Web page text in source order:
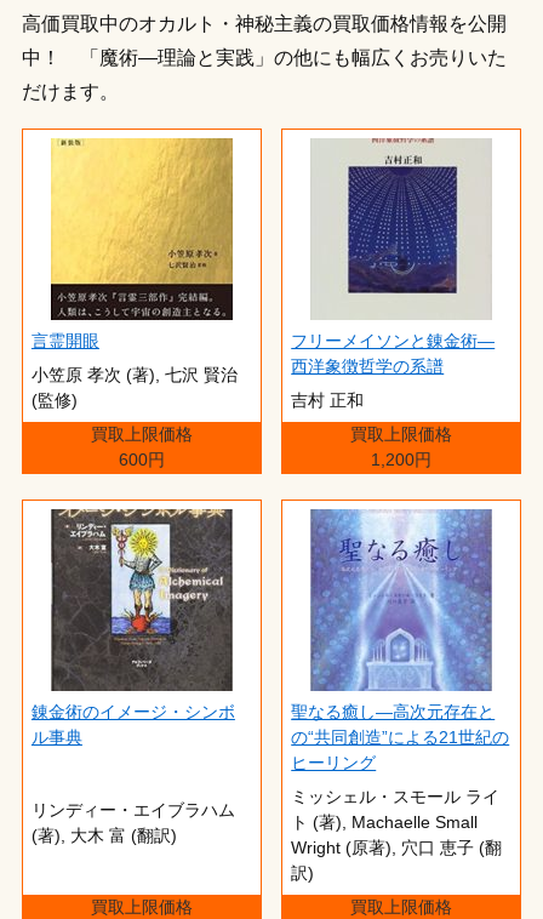
高価買取中のオカルト・神秘主義の買取価格情報を公開
中！ 「魔術―理論と実践」の他にも幅広くお売りいた
だけます。
言霊開眼
小笠原 孝次 (著),‎ 七沢 賢治
(監修)
買取上限価格
600円
フリーメイソンと錬金術―
西洋象徴哲学の系譜
吉村 正和
買取上限価格
1,200円
錬金術のイメージ・シンボ
ル事典
リンディー・エイブラハム
(著),‎ 大木 富 (翻訳)
買取上限価格
聖なる癒し―高次元存在と
の“共同創造”による21世紀の
ヒーリング
ミッシェル・スモール ライ
ト (著),‎ Machaelle Small
Wright (原著),‎ 穴口 恵子 (翻
訳)
買取上限価格